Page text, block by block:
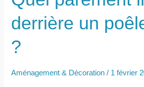
derrière un
?
Aménagement & Décoration / 1 février